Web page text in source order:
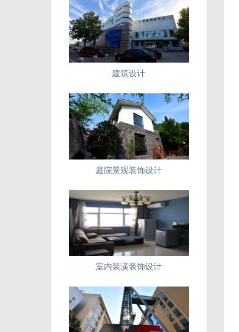
建筑设计
庭院景观装饰设计
室内装潢装饰设计